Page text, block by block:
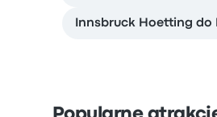
Innsbruck Hoetting do